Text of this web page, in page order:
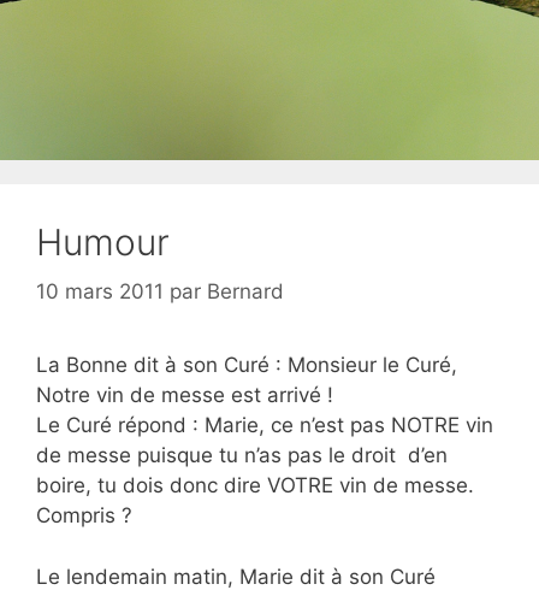
Humour
10 mars 2011 par Bernard
La Bonne dit à son Curé : Monsieur le Curé,
Notre vin de messe est arrivé !
Le Curé répond : Marie, ce n’est pas NOTRE vin
de messe puisque tu n’as pas le droit d’en
boire, tu dois donc dire VOTRE vin de messe.
Compris ?
Le lendemain matin, Marie dit à son Curé